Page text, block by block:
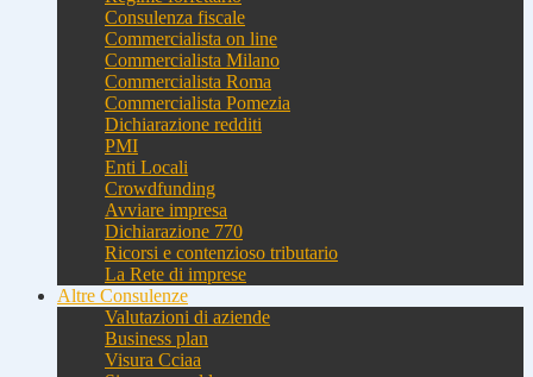
Consulenza fiscale
Commercialista on line
Commercialista Milano
Commercialista Roma
Commercialista Pomezia
Dichiarazione redditi
PMI
Enti Locali
Crowdfunding
Avviare impresa
Dichiarazione 770
Ricorsi e contenzioso tributario
La Rete di imprese
Altre Consulenze
Valutazioni di aziende
Business plan
Visura Cciaa